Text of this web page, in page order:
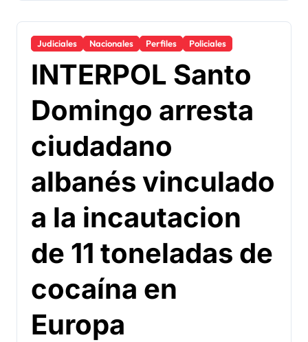
Judiciales Nacionales Perfiles Policiales
INTERPOL Santo
Domingo arresta
ciudadano
albanés vinculado
a la incautacion
de 11 toneladas de
cocaína en
Europa